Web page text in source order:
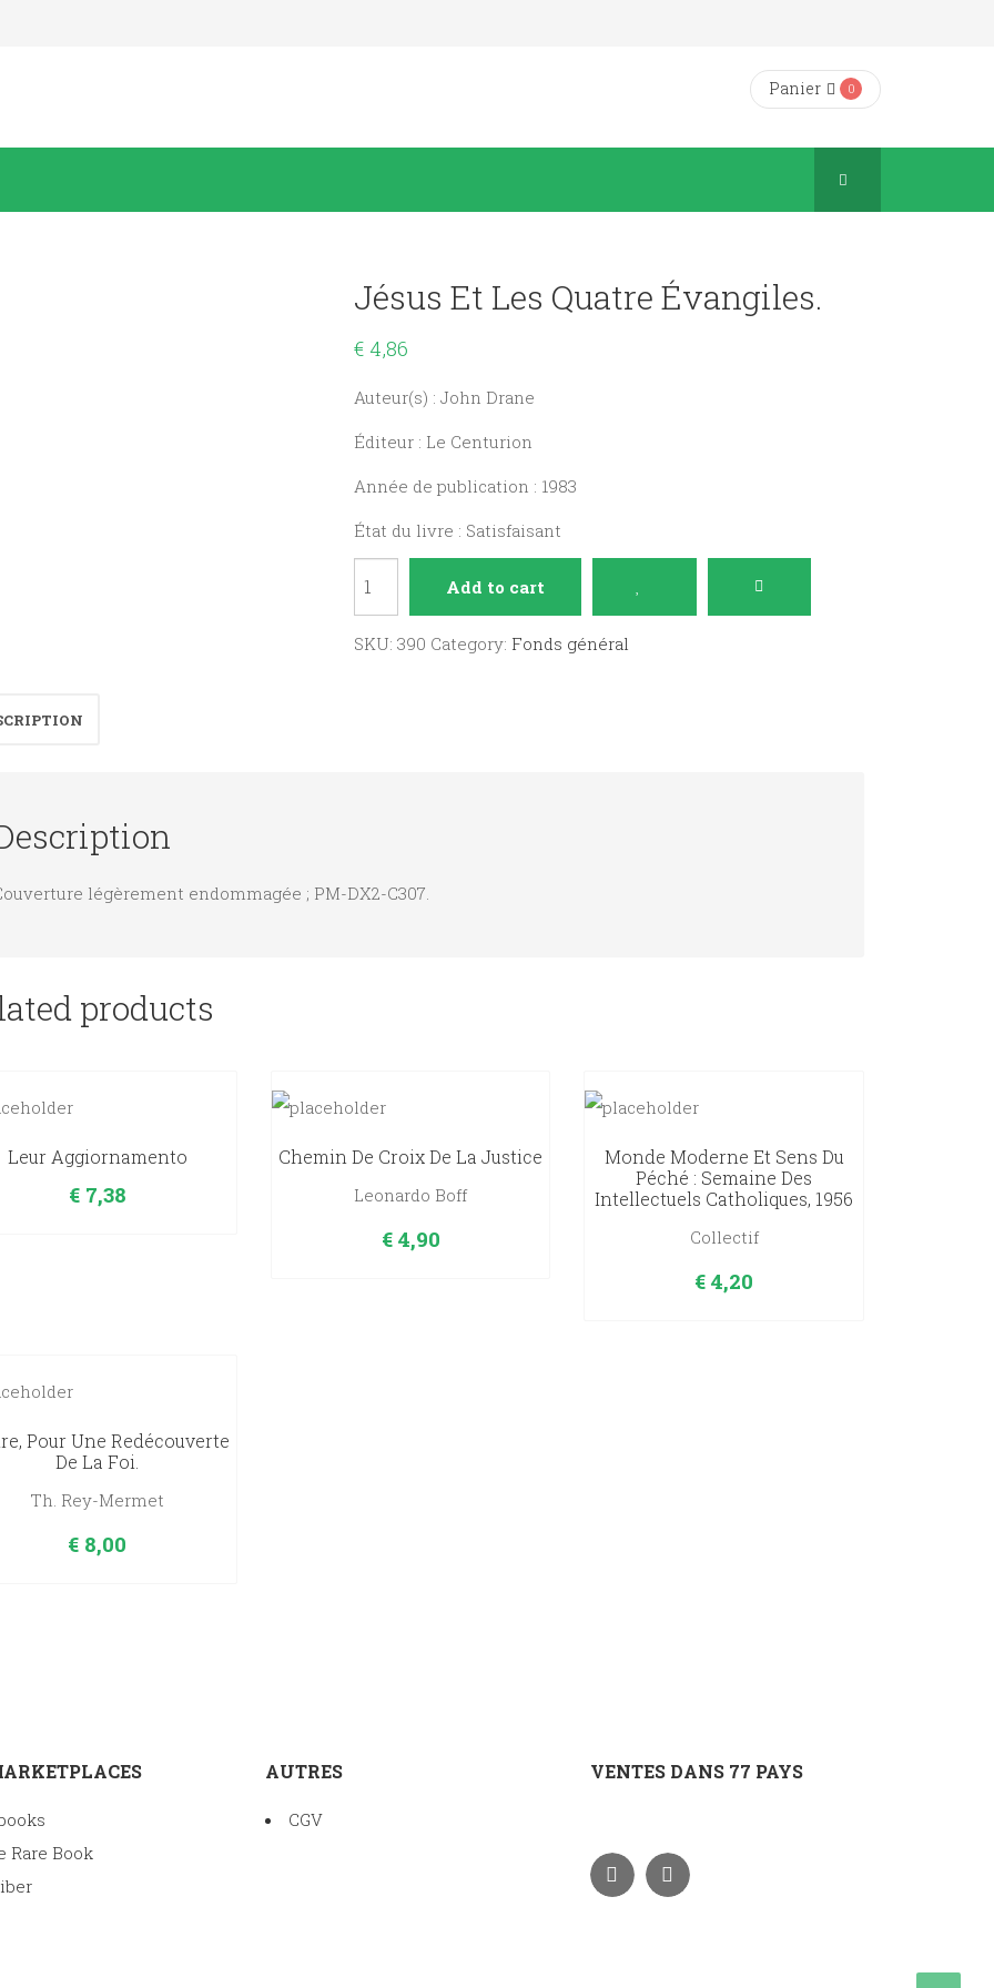
Panier 0
Jésus Et Les Quatre Évangiles.
€ 4,86
Auteur(s) : John Drane
Éditeur : Le Centurion
Année de publication : 1983
État du livre : Satisfaisant
les
Add to cart
SKU:390 Category: Fonds général
légèrement endommagée ; PM-DX2-C307.
products
Leur Aggiornamento
€7,38
Chemin De Croix De La Justice
Leonardo Boff
€4,90
Monde Moderne Et Sens Du
Péché : Semaine Des
Intellectuels Catholiques, 1956
Collectif
€ 4,20
Pour Une Redécouverte
De La Foi.
Th. Rey-Mermet
€ 8,00
Rare Book
AUTRES
CGV
VENTES DANS 77 PAYS